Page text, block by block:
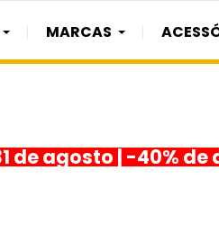
MARCAS
de agosto | -40%